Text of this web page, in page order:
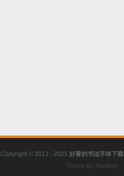
Copyright © 2012 - 2025 好看的书法字体下载
Theme By XiaoBoy